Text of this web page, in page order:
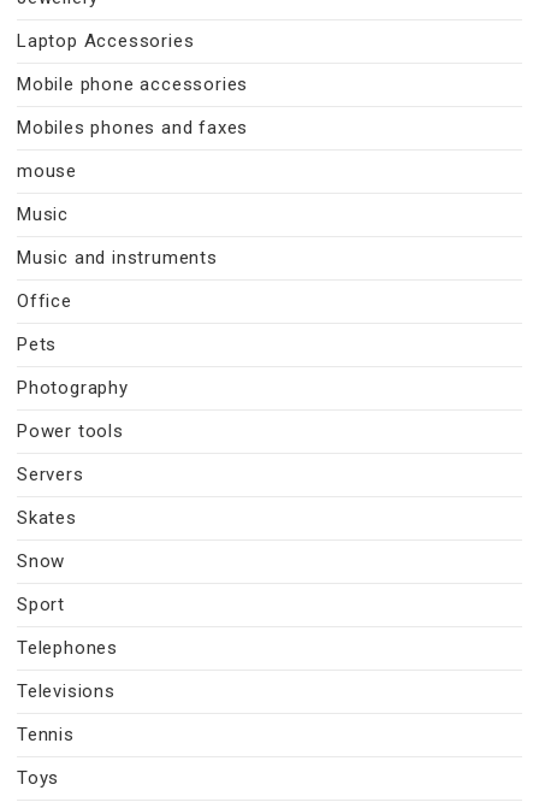
Laptop Accessories
Mobile phone accessories
Mobiles phones and faxes
mouse
Music
Music and instruments
Office
Pets
Photography
Power tools
Servers
Skates
Snow
Sport
Telephones
Televisions
Tennis
Toys